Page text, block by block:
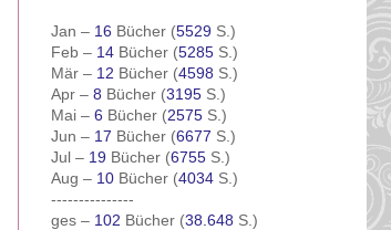
Jan – 16 Bücher (5529 S.)
Feb – 14 Bücher (5285 S.)
Mär – 12 Bücher (4598 S.)
Apr – 8 Bücher (3195 S.)
Mai – 6 Bücher (2575 S.)
Jun – 17 Bücher (6677 S.)
Jul – 19 Bücher (6755 S.)
Aug – 10 Bücher (4034 S.)
---------------
ges – 102 Bücher (38.648 S.)